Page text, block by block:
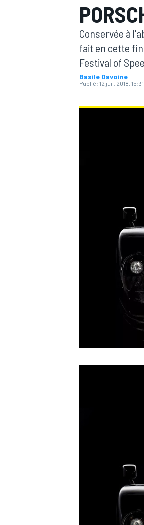
MOTOGP
Conservée à
fait en cette
Festival of
Basile Davoine
Publié: 12 juil. 2018, 15:31